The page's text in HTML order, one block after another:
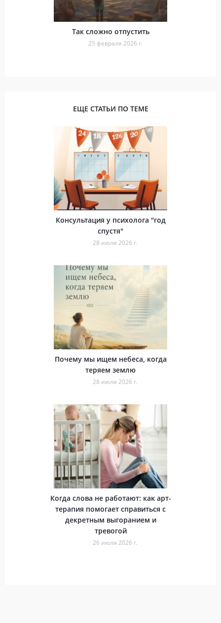
Так сложно отпустить
25 февраля 2026 г.
ЕЩЕ СТАТЬИ ПО ТЕМЕ
Консультация у психолога "год
спустя"
28 июля 2026 г.
Почему мы ищем небеса, когда
теряем землю
28 июля 2026 г.
Когда слова не работают: как арт-
терапия помогает справиться с
декретным выгоранием и
тревогой
26 июля 2026 г.